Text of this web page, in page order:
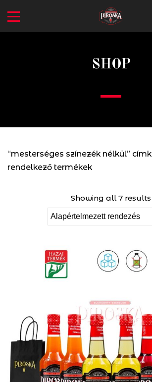
SHOP
“mesterséges színezék nélkül”
rendelkező termékek
Showing all 7 results